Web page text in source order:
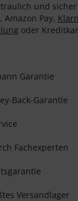
und
Amazon Pay,
oder
Garantie
Back-Garantie
Fachexperten
Versandlager